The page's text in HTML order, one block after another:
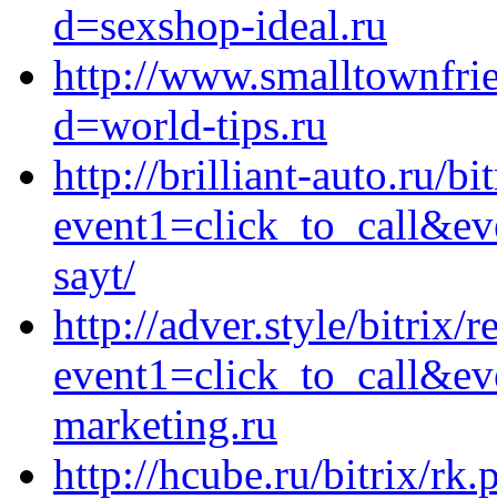
d=sexshop-ideal.ru
http://
d=world-tips.ru
http://brilliant-auto.ru/
sayt/
http://adver.style/bitrix/
marketing.ru
http://hcube.ru/bitrix/